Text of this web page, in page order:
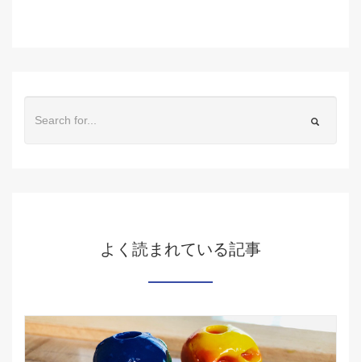
よく読まれている記事